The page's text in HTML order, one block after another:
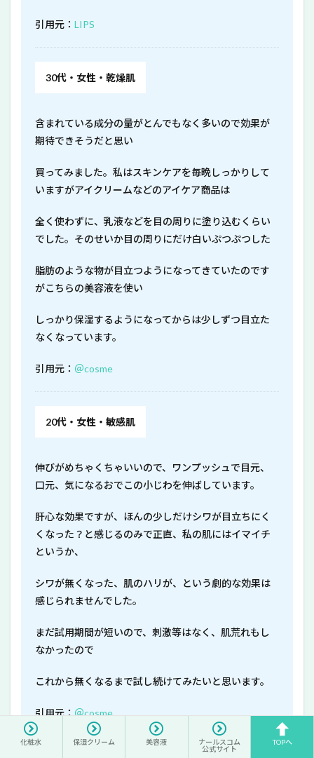
引用元： LIPS
30代・女性・乾燥肌
含まれている成分の量がとんでもなく多いので効果が
期待できそうだと思い
買ってみました。私はスキンケアを毎晩しっかりして
いますがアイクリームなどのアイケア商品は
全く使わずに、乳液などを目の周りに塗り込むくらい
でした。そのせいか目の周りにだけ白いぷつぷつした
脂肪のような物が目立つようになってきていたのです
がこちらの美容液を使い
しっかり保湿するようになってからは少しずつ目立た
なくなっています。
引用元： ＠cosme
20代・女性・敏感肌
​​​伸びがめちゃくちゃいいので、ワンプッシュで目元、
口元、気になるおでこの小じわを伸ばしています。
肝心な効果ですが、ほんの少しだけシワが目立ちにく
くなった？と感じるのみで正直、私の肌にはイマイチ
というか、
シワが無くなった、肌のハリが、という劇的な効果は
感じられませんでした。
まだ試用期間が短いので、刺激等はなく、肌荒れもし
なかったので
これから無くなるまで試し続けてみたいと思います。
引用元：＠cosme
化粧水 保湿クリーム 美容液
ナールスコム
公式サイト
TOPへ